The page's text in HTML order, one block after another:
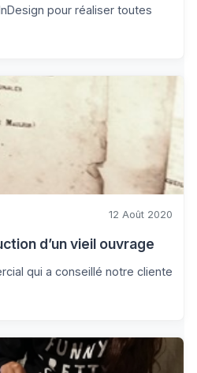
pour réaliser toutes
12 Août 2020
d’un vieil ouvrage
qui a conseillé notre cliente